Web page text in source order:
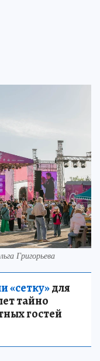
Григорьева
«сетку»для
тайно
гостей